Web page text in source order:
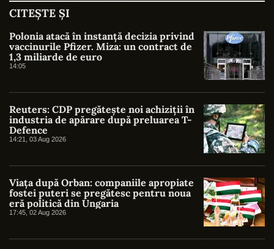
CITEȘTE ȘI
Polonia atacă în instanță decizia privind
vaccinurile Pfizer. Miza: un contract de
1,3 miliarde de euro
14:05
Reuters: CDP pregătește noi achiziții în
industria de apărare după preluarea T-
Defence
14:21, 03 Aug 2026
Viața după Orban: companiile apropiate
fostei puteri se pregătesc pentru noua
eră politică din Ungaria
17:45, 02 Aug 2026